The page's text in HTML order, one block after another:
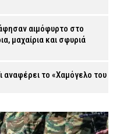
αιμόφυρτο στο
μαχαίρια και σφυριά
αναφέρει το «Χαμόγελο του
τρεις άνδρες